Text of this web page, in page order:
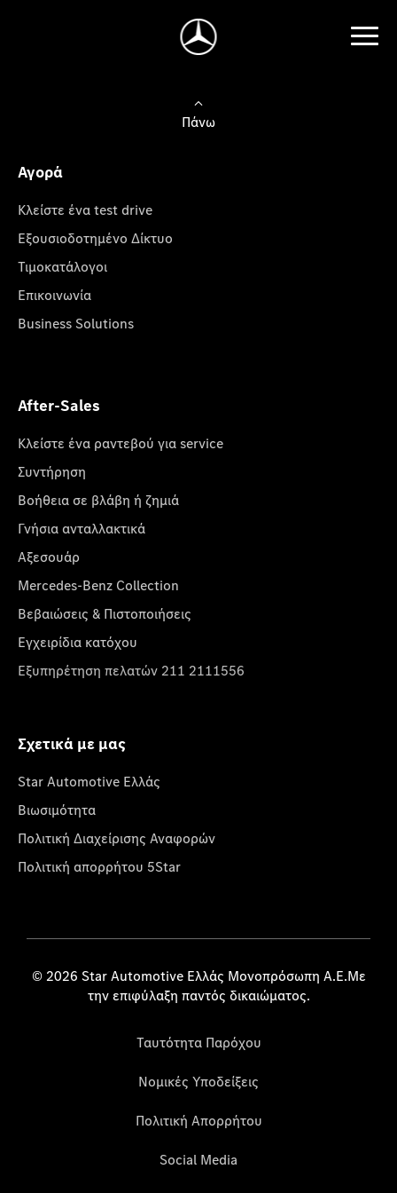
Πάνω
Αγορά
Κλείστε ένα test drive
Εξουσιοδοτημένο Δίκτυο
Τιμοκατάλογοι
Επικοινωνία
Business Solutions
After-Sales
Κλείστε ένα ραντεβού για service
Συντήρηση
Βοήθεια σε βλάβη ή ζημιά
Γνήσια ανταλλακτικά
Αξεσουάρ
Mercedes-Benz Collection
Βεβαιώσεις & Πιστοποιήσεις
Εγχειρίδια κατόχου
Εξυπηρέτηση πελατών 211 2111556
Σχετικά με μας
Star Automotive Ελλάς
Βιωσιμότητα
Πολιτική Διαχείρισης Αναφορών
Πολιτική απορρήτου 5Star
© 2026 Star Automotive Ελλάς Μονοπρόσωπη Α.Ε.Με
την επιφύλαξη παντός δικαιώματος.
Ταυτότητα Παρόχου
Νομικές Υποδείξεις
Πολιτική Απορρήτου
Social Media